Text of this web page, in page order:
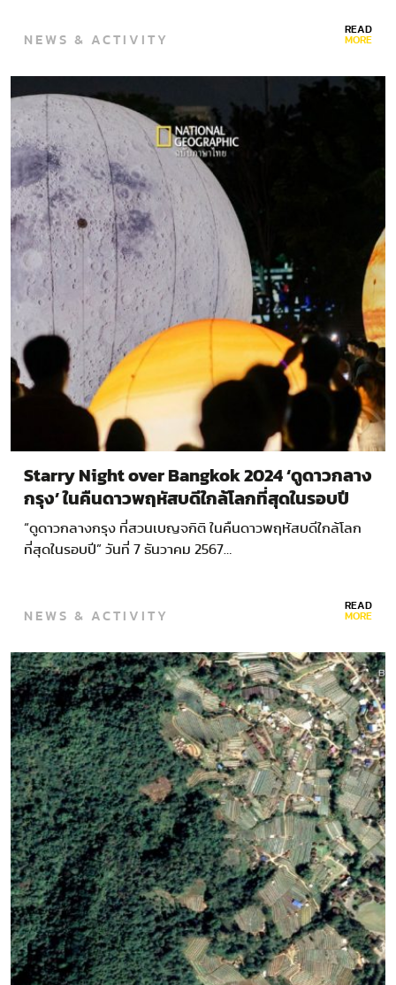
NEWS & ACTIVITY READ
MORE
Starry Night over Bangkok 2024 ‘ดูดาวกลาง
กรุง’ ในคืนดาวพฤหัสบดีใกล้โลกที่สุดในรอบปี
“ดูดาวกลางกรุง ที่สวนเบญจกิติ ในคืนดาวพฤหัสบดีใกล้โลก
ที่สุดในรอบปี” วันที่ 7 ธันวาคม 2567…
NEWS & ACTIVITY READ
MORE